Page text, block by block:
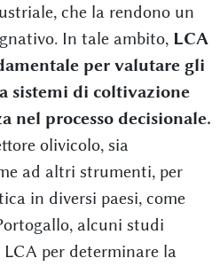
che la rendono un
In tale ambito, LCA
per valutare gli
sistemi di coltivazione
nel processo decisionale.
olivicolo, sia
ad altri strumenti, per
in diversi paesi, come
alcuni studi
per determinare la